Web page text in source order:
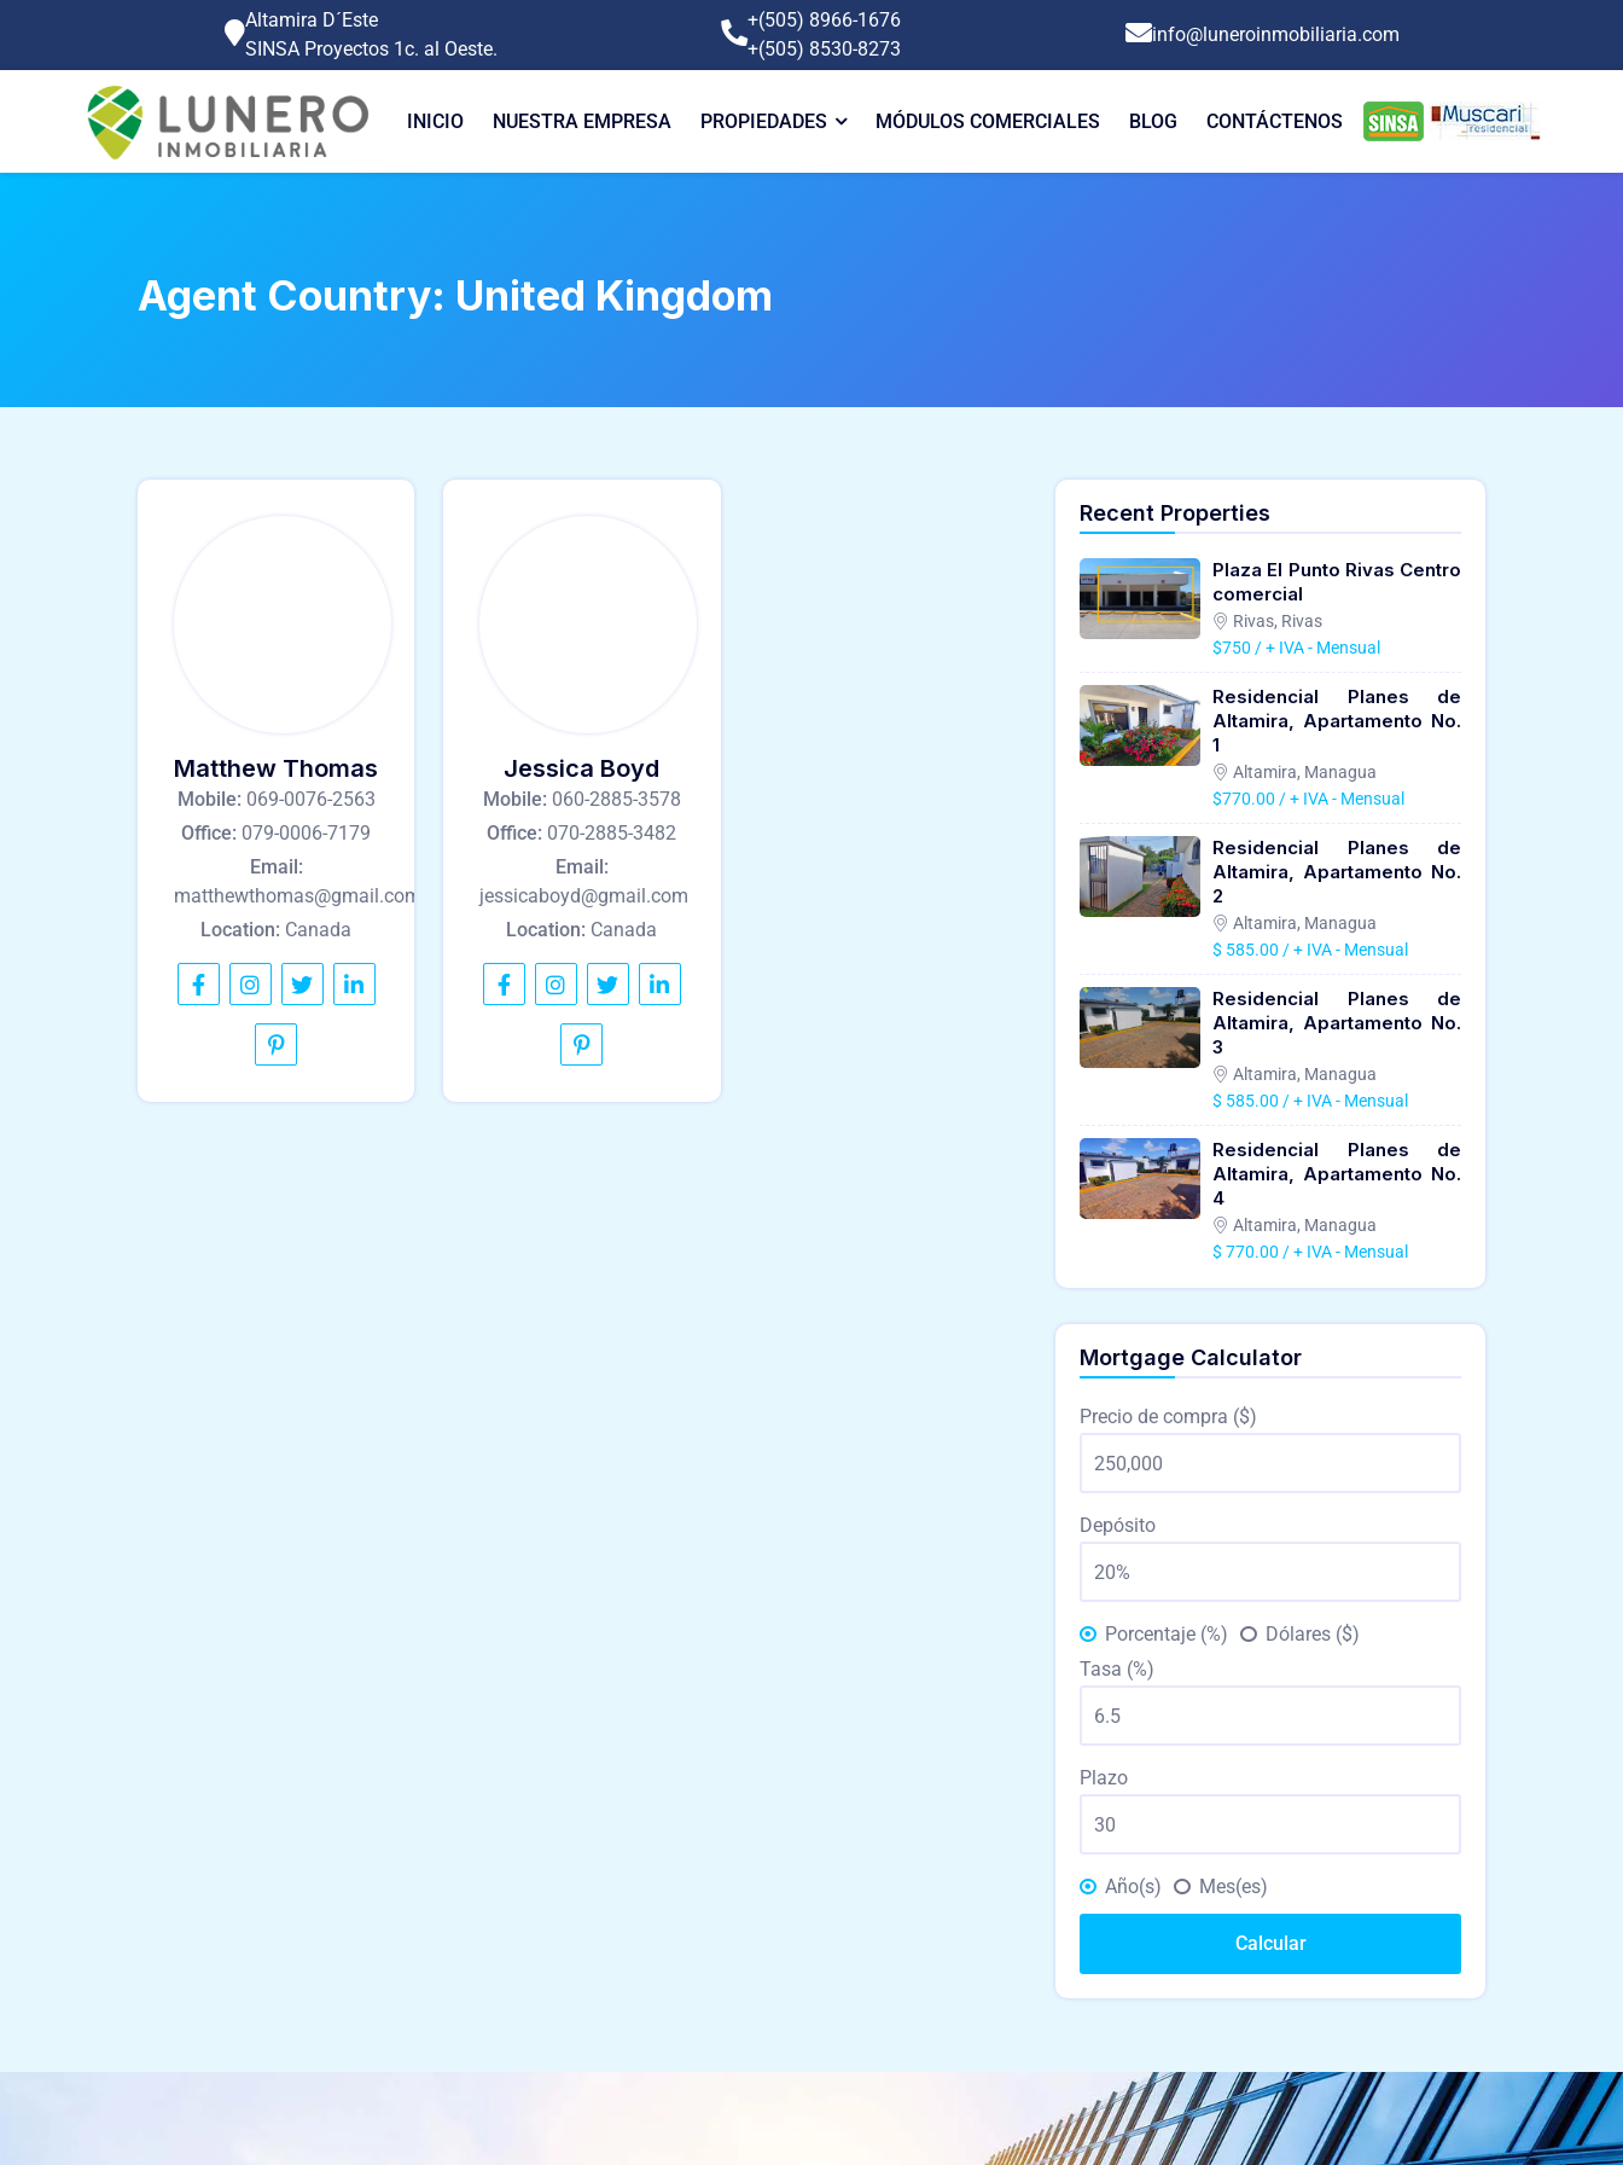
Altamira D´Este
SINSA Proyectos 1c. al Oeste.
+(505) 8966-1676
+(505) 8530-8273
info@luneroinmobiliaria.com
INICIO NUESTRA EMPRESA PROPIEDADES MÓDULOS COMERCIALES BLOG CONTÁCTENOS
Agent Country: United Kingdom
Matthew Thomas
Mobile: 069-0076-2563
Office: 079-0006-7179
Email:
matthewthomas@gmail.com
Location: Canada
Jessica Boyd
Mobile: 060-2885-3578
Office: 070-2885-3482
Email:
jessicaboyd@gmail.com
Location: Canada
Recent Properties
Plaza El Punto Rivas Centro
comercial
Rivas, Rivas
$750 / + IVA - Mensual
Residencial Planes de
Altamira, Apartamento No.
1
Altamira, Managua
$770.00 / + IVA - Mensual
Residencial Planes de
Altamira, Apartamento No.
2
Altamira, Managua
$ 585.00 / + IVA - Mensual
Residencial Planes de
Altamira, Apartamento No.
3
Altamira, Managua
$ 585.00 / + IVA - Mensual
Residencial Planes de
Altamira, Apartamento No.
4
Altamira, Managua
$ 770.00 / + IVA - Mensual
Mortgage Calculator
Precio de compra ($)
Depósito
Porcentaje (%)
Dólares ($)
Tasa (%)
Plazo
Año(s) Mes(es)
Calcular